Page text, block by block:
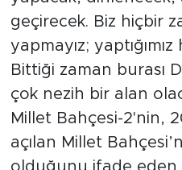
geçirecek. Biz hiçbir
yapmayız;
Bittiği zaman burası
çok nezih bir alan
Millet Bahçesi-2'nin,
açılan Millet